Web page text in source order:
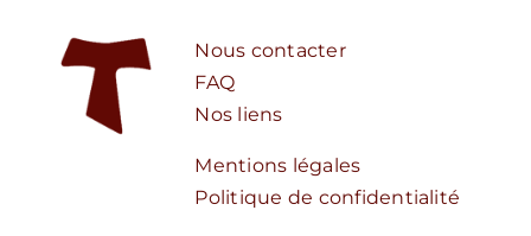
Nous contacter
FAQ
Nos liens
Mentions légales
Politique de confidentialité